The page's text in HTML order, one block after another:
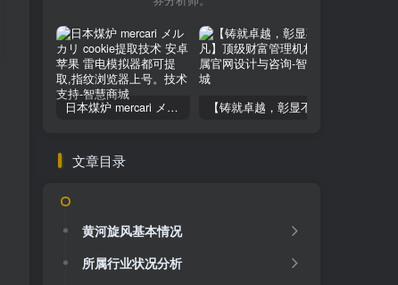
日本煤炉 mercari メルカリ cookie提取技术 安卓 苹果 雷电模拟器都可提取,指纹浏览器上号。技术支持
文章目录
黄河旋风基本情况
所属行业状况分析